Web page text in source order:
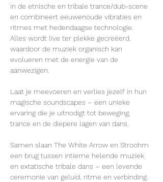
in de etnische en tribale trance/dub-scene
en combineert eeuwenoude vibraties en
ritmes met hedendaagse technologie.
Alles wordt live ter plekke gecreëerd,
waardoor de muziek organisch kan
evolueren met de energie van de
aanwezigen.
Laat je meevoeren en verlies jezelf in hun
magische soundscapes – een unieke
ervaring die je uitnodigt tot beweging,
trance en de diepere lagen van dans.
Samen slaan The White Arrow en Stroohm
een ​​brug tussen intieme helende muziek
en extatische tribale dans – een levende
ceremonie van geluid, ritme en verbinding.